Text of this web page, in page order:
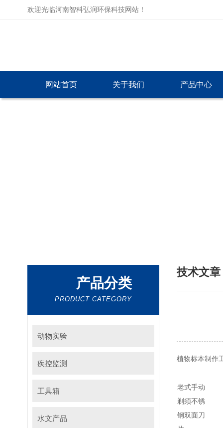
欢迎光临河南智科弘润环保科技网站！
网站首页 关于我们 产品中心
产品分类
PRODUCT CATEGORY
动物实验
疾控监测
工具箱
水文产品
技术文章
植物标本制作
老式手动
剃须不锈
钢双面刀